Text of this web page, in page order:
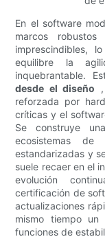
En el software
marcos
imprescindibles,
equilibre la
inquebrantable.
desde el diseño
reforzada por
críticas y el
Se construye
ecosistemas de
estandarizadas y
suele recaer en el
evolución
certificación de
actualizaciones
mismo tiempo
funciones de